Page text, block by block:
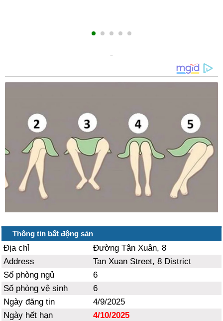
Thông tin bất động sản
Địa chỉ
Đường Tân Xuân, 8
Address
Tan Xuan Street, 8 District
Số phòng ngủ
6
Số phòng vệ sinh
6
Ngày đăng tin
4/9/2025
Ngày hết hạn
4/10/2025